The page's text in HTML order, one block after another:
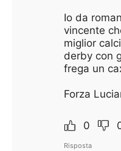
Io da
vincente
miglior
derby con
frega un
Forza
0
Risposta